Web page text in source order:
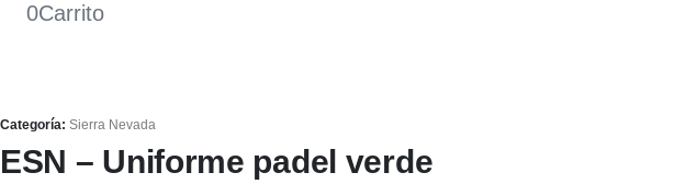
0Carrito
Categoría: Sierra Nevada
ESN – Uniforme padel verde